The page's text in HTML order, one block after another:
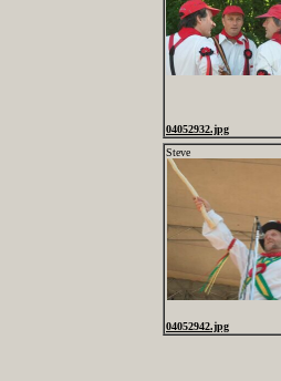
04052932.jpg
Steve
04052942.jpg